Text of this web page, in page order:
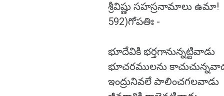
శ్రీవిష్ణు సహస్రనామాలు ఉమా!
592)గోపతిః -
భూదేవికి భర్తగానున్నట్టివాడు
భూచరములను
ఇంద్రునివలే పాలించగలవాడు